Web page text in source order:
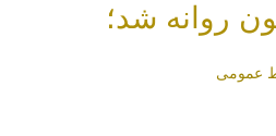
روانه شد؛
عمومی